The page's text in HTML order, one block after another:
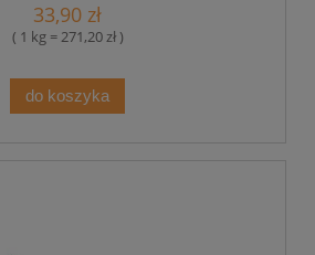
33,90 zł
( 1 kg = 271,20 zł )
do koszyka